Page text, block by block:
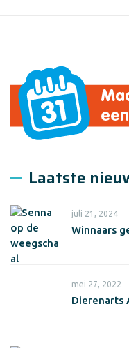
Laatste
juli 21, 2024
Winnaars
mei 27, 2022
Dierenarts